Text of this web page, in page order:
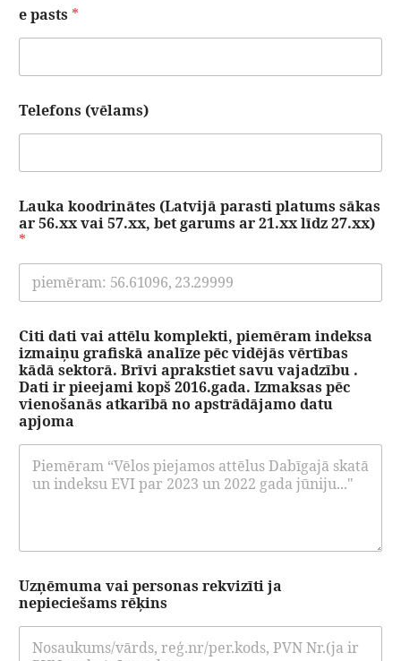
e pasts *
Telefons (vēlams)
Lauka koodrinātes (Latvijā parasti platums sākas
ar 56.xx vai 57.xx, bet garums ar 21.xx līdz 27.xx)
*
Citi dati vai attēlu komplekti, piemēram indeksa
izmaiņu grafiskā analīze pēc vidējās vērtības
kādā sektorā. Brīvi aprakstiet savu vajadzību .
Dati ir pieejami kopš 2016.gada. Izmaksas pēc
vienošanās atkarībā no apstrādājamo datu
apjoma
Uzņēmuma vai personas rekvizīti ja
nepieciešams rēķins